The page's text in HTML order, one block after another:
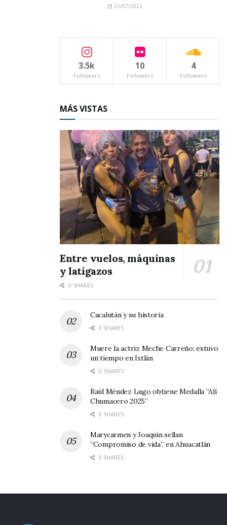
22/07/2022
3.5k
Followers
10
Followers
4
Followers
MÁS VISTAS
Entre vuelos, máquinas
y latigazos
0 SHARES
Cacalután y su historia
0 SHARES
Muere la actriz Meche Carreño; estuvo
un tiempo en Ixtlán
0 SHARES
Raúl Méndez Lugo obtiene Medalla “Alí
Chumacero 2025”
0 SHARES
Marycarmen y Joaquín sellan
“Compromiso de vida”, en Ahuacatlán
0 SHARES